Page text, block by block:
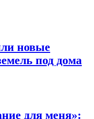
новые
под дома
для меня»: